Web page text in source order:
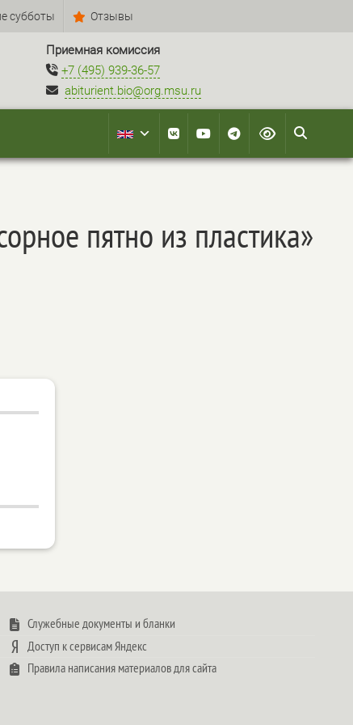
субботы Отзывы
Приемная комиссия
+7 (495) 939-36-57
abiturient.bio@org.msu.ru
пятно из пластика»
Служебные документы и бланки
Доступ к сервисам Яндекс
Правила написания материалов для сайта